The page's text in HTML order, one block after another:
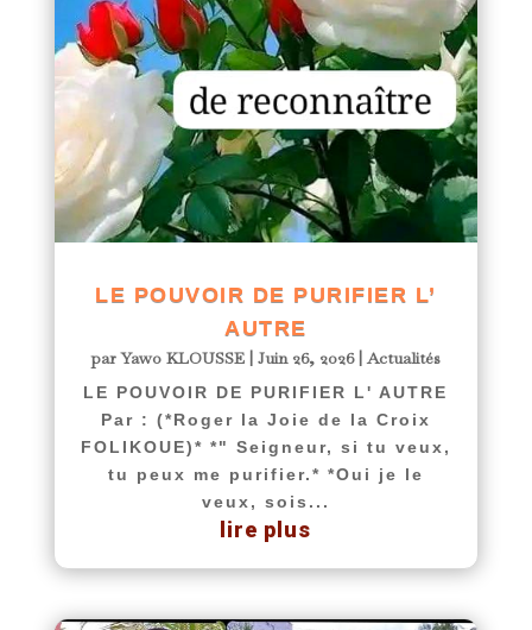
LE POUVOIR DE PURIFIER L’
AUTRE
parYawo KLOUSSE |Juin 26, 2026|Actualités
LE POUVOIR DE PURIFIER L' AUTRE
Par : (*Roger la Joie de la Croix
FOLIKOUE)* *" Seigneur, si tu veux,
tu peux me purifier.* *Oui je le
veux, sois...
lire plus